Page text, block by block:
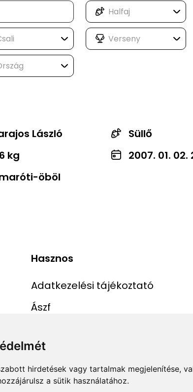
hirdetések vagy tartalmak megjelenítése,
a sütik használatához.
László
Süllő
kg
2007. 01. 02.
öböl
Hasznos
Adatkezelési tájékoztató
Ászf